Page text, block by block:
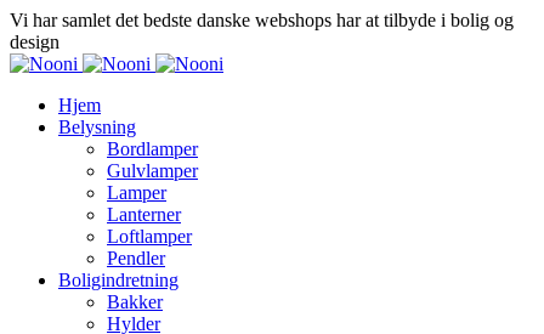
Vi har samlet det bedste danske webshops har at tilbyde i bolig og
design
Hjem
Belysning
Bordlamper
Gulvlamper
Lamper
Lanterner
Loftlamper
Pendler
Boligindretning
Bakker
Hylder